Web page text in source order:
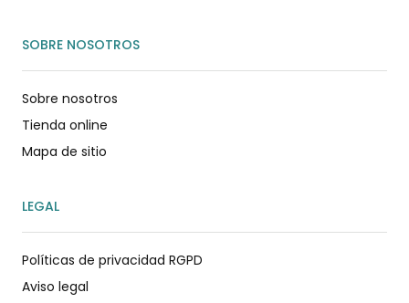
SOBRE NOSOTROS
Sobre nosotros
Tienda online
Mapa de sitio
LEGAL
Políticas de privacidad RGPD
Aviso legal